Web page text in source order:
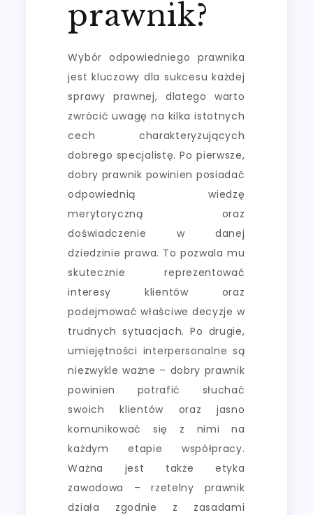
prawnik?
Wybór odpowiedniego prawnika
jest kluczowy dla sukcesu każdej
sprawy prawnej, dlatego warto
zwrócić uwagę na kilka istotnych
cech charakteryzujących
dobrego specjalistę. Po pierwsze,
dobry prawnik powinien posiadać
odpowiednią wiedzę
merytoryczną oraz
doświadczenie w danej
dziedzinie prawa. To pozwala mu
skutecznie reprezentować
interesy klientów oraz
podejmować właściwe decyzje w
trudnych sytuacjach. Po drugie,
umiejętności interpersonalne są
niezwykle ważne – dobry prawnik
powinien potrafić słuchać
swoich klientów oraz jasno
komunikować się z nimi na
każdym etapie współpracy.
Ważna jest także etyka
zawodowa – rzetelny prawnik
działa zgodnie z zasadami